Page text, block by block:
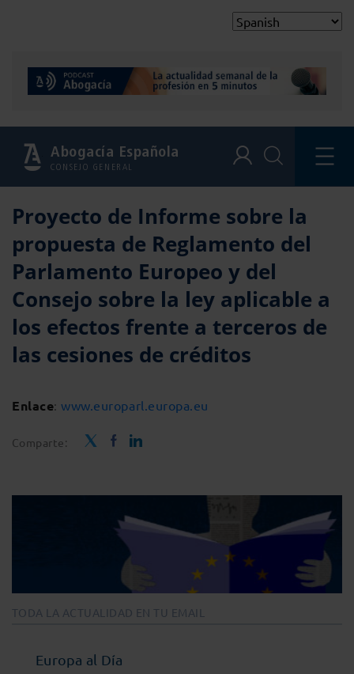
Abogacía Española
CONSEJO GENERAL
Proyecto de Informe sobre la
propuesta de Reglamento del
Parlamento Europeo y del
Consejo sobre la ley aplicable a
los efectos frente a terceros de
las cesiones de créditos
Enlace:www.europarl.europa.eu
Comparte:
TODA LA ACTUALIDAD EN TU EMAIL
Europa al Día